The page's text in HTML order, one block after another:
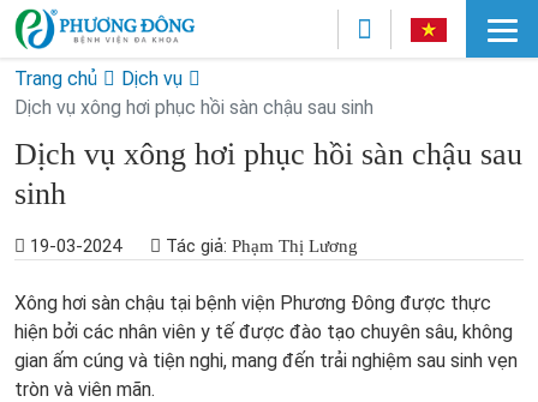
Trang chủ
Dịch vụ
Dịch vụ xông hơi phục hồi sàn chậu sau sinh
Dịch vụ xông hơi phục hồi sàn chậu sau
sinh
19-03-2024 Tác giả: Phạm Thị Lương
Xông hơi sàn chậu tại bệnh viện Phương Đông được thực
hiện bởi các nhân viên y tế được đào tạo chuyên sâu, không
gian ấm cúng và tiện nghi, mang đến trải nghiệm sau sinh vẹn
tròn và viên mãn.